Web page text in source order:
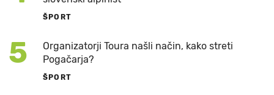
ŠPORT
5
Organizatorji Toura našli način, kako streti
Pogačarja?
ŠPORT